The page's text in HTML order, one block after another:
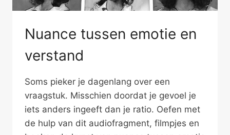
Nuance tussen emotie en
verstand
Soms pieker je dagenlang over een
vraagstuk. Misschien doordat je gevoel je
iets anders ingeeft dan je ratio. Oefen met
de hulp van dit audiofragment, filmpjes en